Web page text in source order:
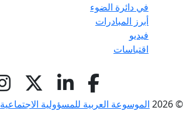
في دائرة الضوء
أبرز المبادرات
فيديو
اقتباسات
© 2026 الموسوعة العربية للمسؤولية الاجتماعية